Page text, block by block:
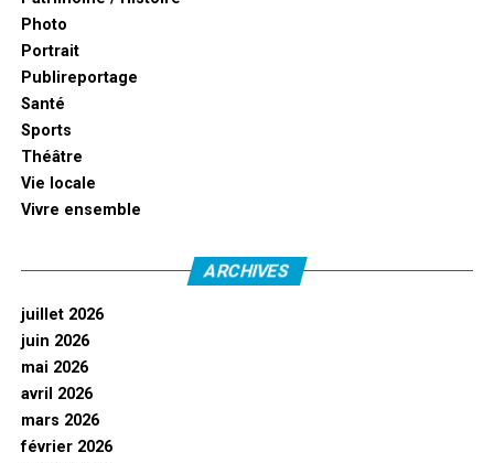
Photo
Portrait
Publireportage
Santé
Sports
Théâtre
Vie locale
Vivre ensemble
ARCHIVES
juillet 2026
juin 2026
mai 2026
avril 2026
mars 2026
février 2026